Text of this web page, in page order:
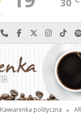
30
Najlepiej po prostu do
Odwiedź nas na
Odwiedź nas
Kawiarenka polityczna »